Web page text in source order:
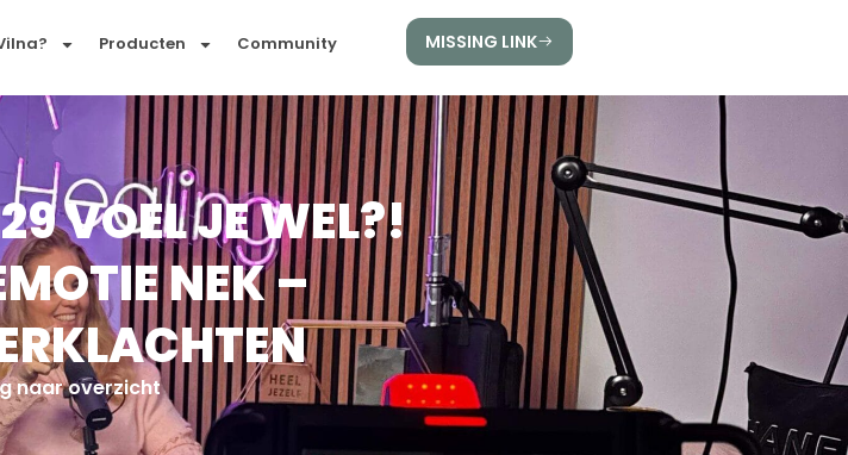
Producten Community MISSING LINK
VOEL JE WEL?!
NEK –
naar overzicht